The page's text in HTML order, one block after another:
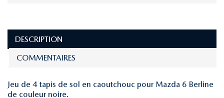
DESCRIPTION
COMMENTAIRES
Jeu de 4 tapis de sol en caoutchouc pour Mazda 6 Berline
de couleur noire.